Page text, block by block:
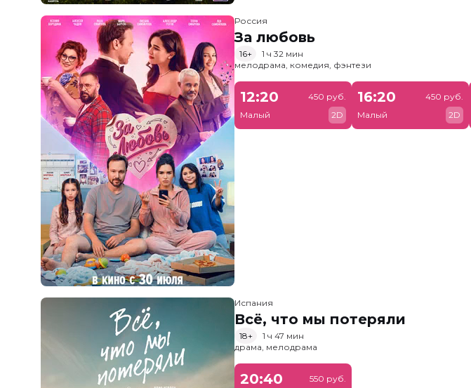
Россия
За любовь
16+
1 ч 32 мин
мелодрама, комедия, фэнтези
12:20
Малый
450 руб.
2D
16:20
Малый
450 руб.
2D
Испания
Всё, что мы потеряли
18+
1 ч 47 мин
драма, мелодрама
20:40
550 руб.